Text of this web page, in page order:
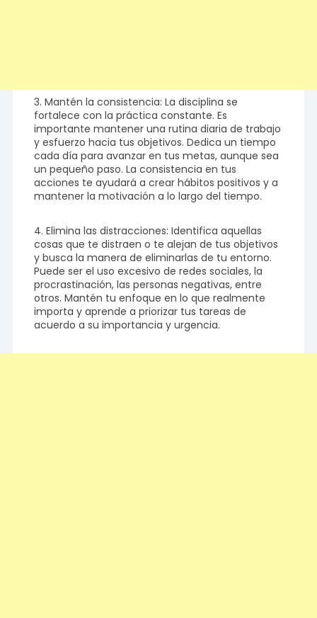
3. Mantén la consistencia: La disciplina se
fortalece con la práctica constante. Es
importante mantener una rutina diaria de trabajo
y esfuerzo hacia tus objetivos. Dedica un tiempo
cada día para avanzar en tus metas, aunque sea
un pequeño paso. La consistencia en tus
acciones te ayudará a crear hábitos positivos y a
mantener la motivación a lo largo del tiempo.
4. Elimina las distracciones: Identifica aquellas
cosas que te distraen o te alejan de tus objetivos
y busca la manera de eliminarlas de tu entorno.
Puede ser el uso excesivo de redes sociales, la
procrastinación, las personas negativas, entre
otros. Mantén tu enfoque en lo que realmente
importa y aprende a priorizar tus tareas de
acuerdo a su importancia y urgencia.